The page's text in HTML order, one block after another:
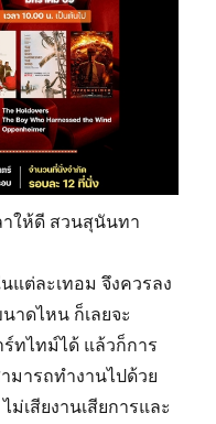
าให้ดี สวนสุนันทา
แต่ละเทอม จึงควรลง
าดไหน ก็เลยจะ
ร์ทไทม์ได้ แล้วก็การ
มารถทำงานไปด้วย
ม่เสียงานเสียการและ